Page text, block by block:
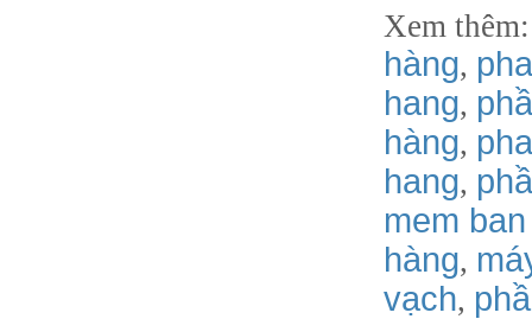
Xem
hàng,
hang,
hàng,
hang,
mem
hàng,
vạch,